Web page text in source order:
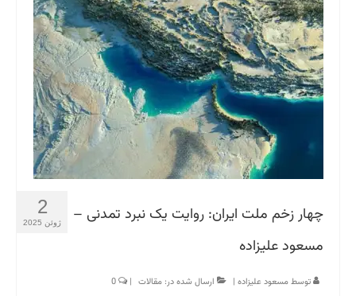
2
ژوئن 2025
چهار زخم ملت ایران: روایت یک نبرد تمدنی –
مسعود علیزاده
توسطمسعود علیزاده | ارسال شده در: مقالات |